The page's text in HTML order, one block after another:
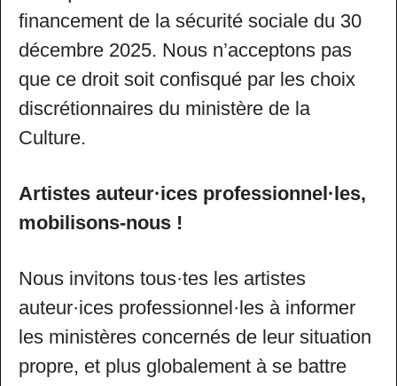
financement de la sécurité sociale du 30
décembre 2025. Nous n’acceptons pas
que ce droit soit confisqué par les choix
discrétionnaires du ministère de la
Culture.
Artistes auteur·ices professionnel·les,
mobilisons-nous !
Nous invitons tous·tes les artistes
auteur·ices professionnel·les à informer
les ministères concernés de leur situation
propre, et plus globalement à se battre